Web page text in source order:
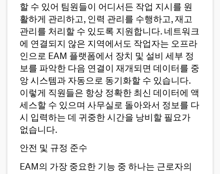
할 수 있어 팀원들이 어디서든 작업 지시를 원
활하게 관리하고, 인력 관리를 수행하고, 재고
관리를 처리할 수 있도록 지원합니다. 네트워크
에 연결되지 않은 지역에서도 작업자는 오프라
인으로 EAM 플랫폼에서 장치 및 설비 세부 정
보를 파악한 다음 연결이 재개되면 데이터를 중
앙 시스템과 자동으로 동기화할 수 있습니다.
이렇게 직원들은 항상 정확한 최신 데이터에 액
세스할 수 있으며 사무실로 돌아와서 정보를 다
시 입력하는 데 귀중한 시간을 낭비할 필요가
없습니다.
안전 및 규정 준수
EAM의 가장 중요한 기능 중 하나는 근로자의